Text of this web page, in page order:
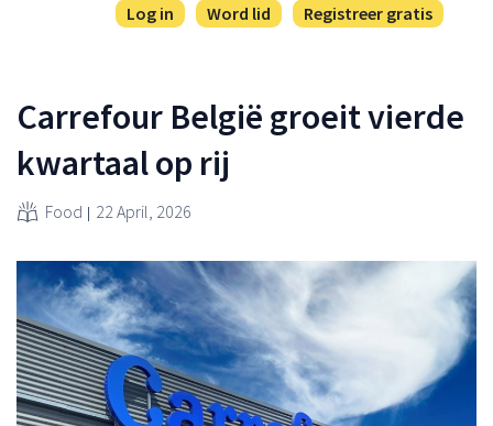
Registreer gratis
Log in
Word lid
Carrefour België groeit vierde
kwartaal op rij
Food 22 April, 2026